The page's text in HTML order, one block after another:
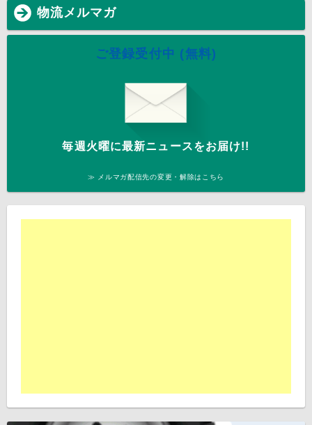
物流メルマガ
ご登録受付中 (無料)
毎週火曜に最新ニュースをお届け!!
≫ メルマガ配信先の変更・解除はこちら